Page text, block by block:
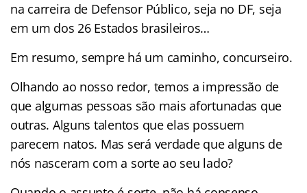
na carreira de Defensor Público, seja no DF, seja
em um dos 26 Estados brasileiros…
Em resumo, sempre há um caminho, concurseiro.
Olhando ao nosso redor, temos a impressão de
que algumas pessoas são mais afortunadas que
outras. Alguns talentos que elas possuem
parecem natos. Mas será verdade que alguns de
nós nasceram com a sorte ao seu lado?